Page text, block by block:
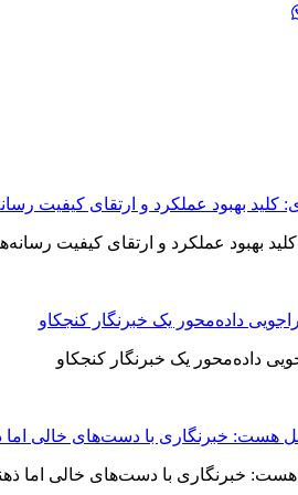
بهبود عملکرد و ارتقای کیفیت
داده‌محور یک خبرنگار کنجکاو
خبرنگاری با دست‌های خالی اما